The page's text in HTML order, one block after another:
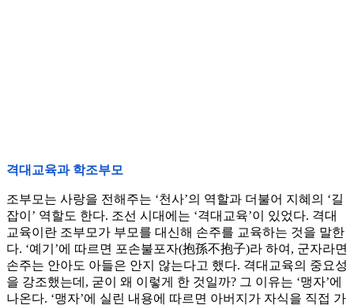
격대교육과 학조부모
조부모는 사랑을 전해주는 ‘천사’의 역할과 더불어 지혜의 ‘길
잡이’ 역할도 한다. 조선 시대에는 ‘격대교육’이 있었다. 격대
교육이란 조부모가 부모를 대신해 손주를 교육하는 것을 말한
다. ‘예기’에 따르면 포손불포자(抱孫不抱子)라 하여, 군자라면
손주는 안아도 아들은 안지 않는다고 했다. 격대교육의 중요성
을 강조했는데, 굳이 왜 이렇게 한 것일까? 그 이유는 ‘맹자’에
나온다. ‘맹자’에 실린 내용에 따르면 아버지가 자식을 직접 가